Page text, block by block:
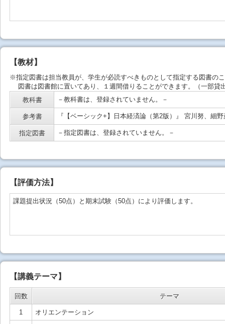
【教材】
※指定図書は担当教員が、学生が必読すべきものとして指定する図書の
図書は図書館に置いてあり、１週間借りることができます。（一部貸
教科書
－教科書は、登録されていません。－
参考書 『【ベーシック+】日本経済論（第2版）』 宮川努、細
指定図書 －指定図書は、登録されていません。－
【評価方法】
課題提出状況（50点）と期末試験（50点）により評価します。
【講義テーマ】
回数 テーマ
1 オリエンテーション